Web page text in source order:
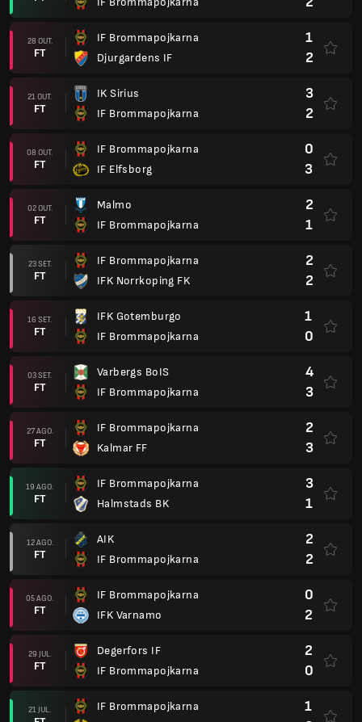
28 OUT.
FT
IF Brommapojkarna
Djurgardens IF
1
2
21 OUT.
FT
IK Sirius
IF Brommapojkarna
3
2
08 OUT.
FT
IF Brommapojkarna
IF Elfsborg
0
3
02 OUT.
FT
Malmo
IF Brommapojkarna
2
1
23 SET.
FT
IF Brommapojkarna
IFK Norrkoping FK
2
2
16 SET.
FT
IFK Gotemburgo
IF Brommapojkarna
1
0
03 SET.
FT
Varbergs BoIS
IF Brommapojkarna
4
3
27 AGO.
FT
IF Brommapojkarna
Kalmar FF
2
3
19 AGO.
FT
IF Brommapojkarna
Halmstads BK
3
1
12 AGO.
FT
AIK
IF Brommapojkarna
2
2
05 AGO.
FT
IF Brommapojkarna
IFK Varnamo
0
2
29 JUL.
FT
Degerfors IF
IF Brommapojkarna
2
0
21 JUL.
IF Brommapojkarna
1